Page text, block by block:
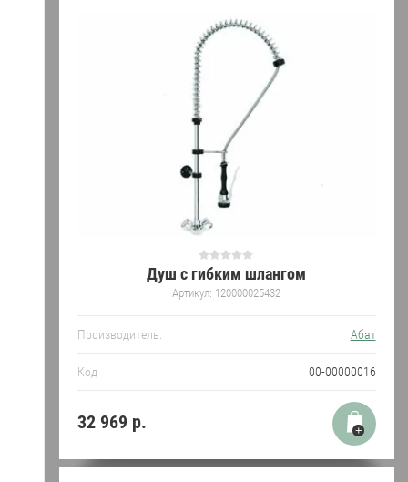
Душ с гибким шлангом
Артикул: 120000025432
Производитель: Абат
Код 00-00000016
32 969 р.